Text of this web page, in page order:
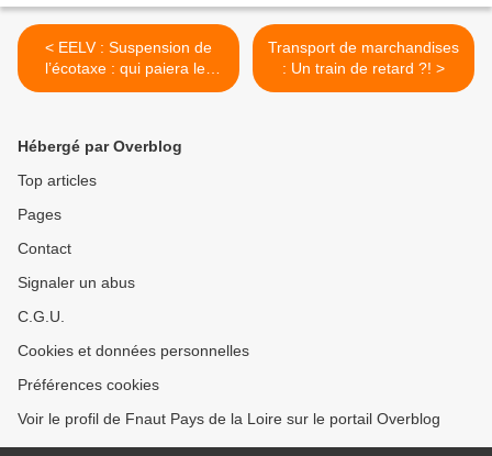
< EELV : Suspension de
l’écotaxe : qui paiera les
pots cassés ?
Transport de marchandises
: Un train de retard ?! >
Hébergé par Overblog
Top articles
Pages
Contact
Signaler un abus
C.G.U.
Cookies et données personnelles
Préférences cookies
Voir le profil de Fnaut Pays de la Loire sur le portail Overblog